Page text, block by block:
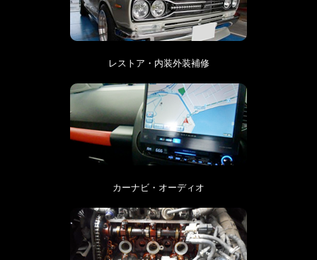
レストア・内装外装補修
カーナビ・オーディオ